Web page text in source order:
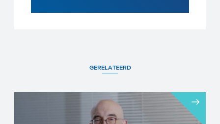
GERELATEERD